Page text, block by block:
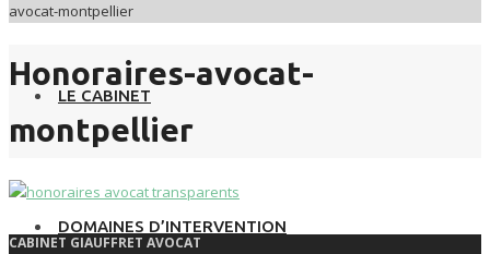
LE CABINET
DOMAINES D’INTERVENTION
avocat-montpellier
Honoraires-avocat-
montpellier
CABINET GIAUFFRET AVOCAT